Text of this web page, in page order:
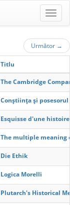
Următor →
Titlu
The Cambridge
Conștiința și posesorul
Esquisse d'une
The multiple meaning
Die Ethik
Logica Morelli
Plutarch's Historical